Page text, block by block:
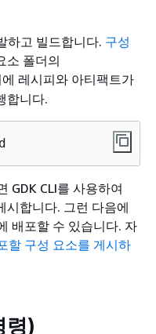
하고 빌드합니다. 구성
소 폴더의
레시피와 아티팩트가
합니다.
GDK CLI를 사용하여
시합니다. 그런 다음에
배포할 수 있습니다. 자
할 구성 요소를 게시하
령)